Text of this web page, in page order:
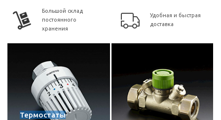
Большой склад
постоянного
хранения
Удобная и быстрая
доставка
Термостаты